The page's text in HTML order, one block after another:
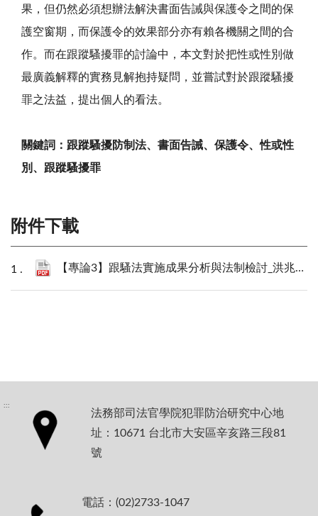
果，但仍然必須想辦法解決書面告誡與保護令之間的保
護空窗期，而保護令的效果部分亦有賴各機關之間的合
作。而在跟蹤騷擾罪的討論中，本文對於把性或性別做
最廣義解釋的實務見解抱持疑問，並嘗試對於跟蹤騷擾
罪之法益，提出個人的看法。
關鍵詞：跟蹤騷擾防制法、書面告誡、保護令、性或性
別、跟蹤騷擾罪
附件下載
【專論3】跟騷法實施成果分析與法制檢討_洪兆承.pdf
:::
法務部司法官學院犯罪防治研究中心地
址：10671 台北市大安區辛亥路三段81
號
電話：(02)2733-1047